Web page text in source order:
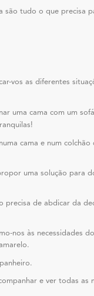
são tudo o que precisa
vos as diferentes
uma cama com um
cama e num colchão
uma solução para
precisa de abdicar da
nos às necessidades
e ver todas as